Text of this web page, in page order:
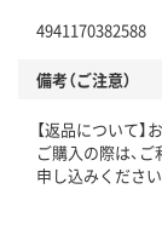
4941170382588
備考（ご注意）
【返品について
ご購入の際は、ご
申し込みください